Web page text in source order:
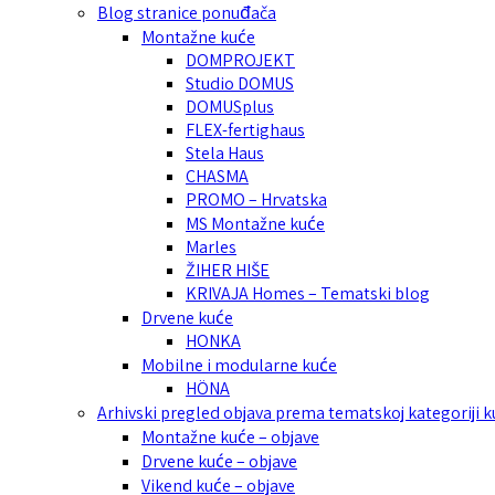
Blog stranice ponuđača
Montažne kuće
DOMPROJEKT
Studio DOMUS
DOMUSplus
FLEX-fertighaus
Stela Haus
CHASMA
PROMO – Hrvatska
MS Montažne kuće
Marles
ŽIHER HIŠE
KRIVAJA Homes – Tematski blog
Drvene kuće
HONKA
Mobilne i modularne kuće
HÖNA
Arhivski pregled objava prema tematskoj kategoriji
Montažne kuće – objave
Drvene kuće – objave
Vikend kuće – objave